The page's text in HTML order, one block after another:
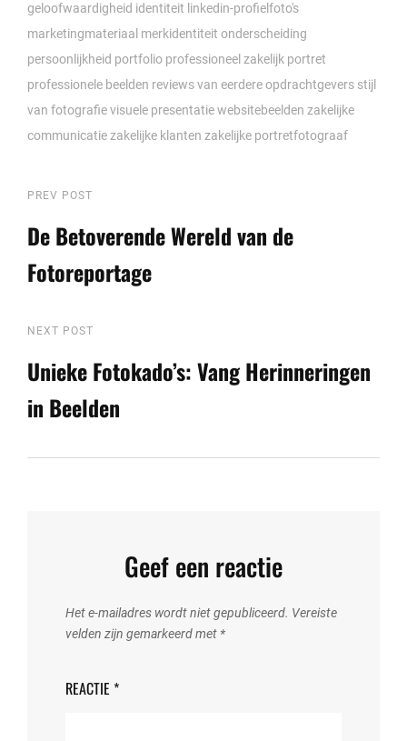
geloofwaardigheid identiteit linkedin-profielfoto's
marketingmateriaal merkidentiteit onderscheiding
persoonlijkheid portfolio professioneel zakelijk portret
professionele beelden reviews van eerdere opdrachtgevers stijl
van fotografievisuele presentatiewebsitebeelden zakelijke
communicatiezakelijke klanten zakelijke portretfotograaf
Berichtnavigatie
Previous
Post
PREV POST
De Betoverende Wereld van de
Fotoreportage
Next
Post
NEXT POST
Unieke Fotokado’s: Vang Herinneringen
in Beelden
Geef een reactie
Het e-mailadres wordt niet gepubliceerd. Vereiste
velden zijn gemarkeerd met *
REACTIE *